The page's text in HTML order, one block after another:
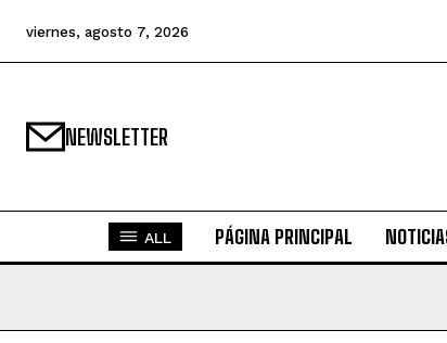
viernes, agosto 7, 2026
NEWSLETTER
ALL PÁGINA PRINCIPAL